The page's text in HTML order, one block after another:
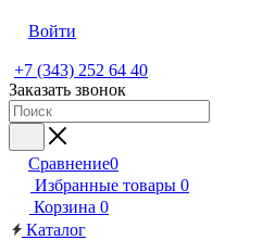
Войти
+7 (343) 252 64 40
Заказать звонок
Сравнение0
Избранные товары 0
Корзина 0
Каталог